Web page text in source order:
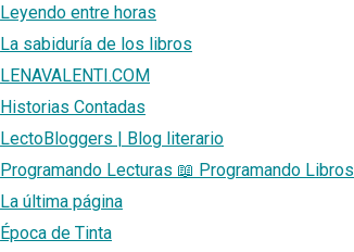
Leyendo entre horas
La sabiduría de los libros
LENAVALENTI.COM
Historias Contadas
LectoBloggers | Blog literario
Programando Lecturas 📖 Programando Libros
La última página
Época de Tinta